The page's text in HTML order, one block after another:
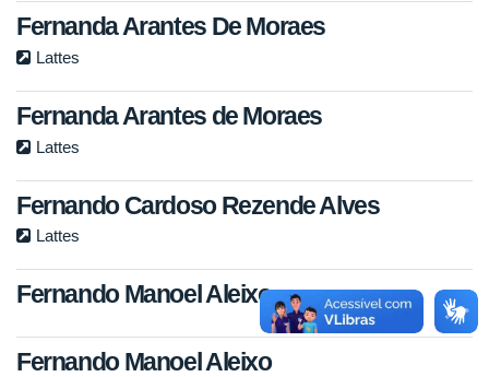
Fernanda Arantes De Moraes
Lattes
Fernanda Arantes de Moraes
Lattes
Fernando Cardoso Rezende Alves
Lattes
Fernando Manoel Aleixo
Fernando Manoel Aleixo